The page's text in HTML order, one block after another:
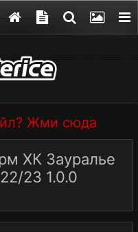
Жми сюда
ХК Зауралье
23 1.0.0